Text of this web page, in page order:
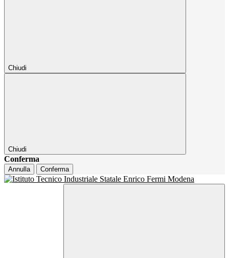
Chiudi
Chiudi
Conferma
Annulla Conferma